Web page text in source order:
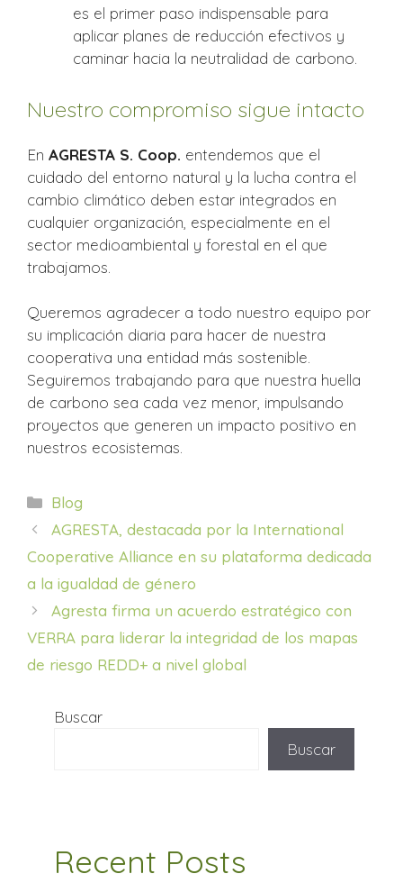
es el primer paso indispensable para
aplicar planes de reducción efectivos y
caminar hacia la neutralidad de carbono.
Nuestro compromiso sigue intacto
En AGRESTA S. Coop. entendemos que el
cuidado del entorno natural y la lucha contra el
cambio climático deben estar integrados en
cualquier organización, especialmente en el
sector medioambiental y forestal en el que
trabajamos.
Queremos agradecer a todo nuestro equipo por
su implicación diaria para hacer de nuestra
cooperativa una entidad más sostenible.
Seguiremos trabajando para que nuestra huella
de carbono sea cada vez menor, impulsando
proyectos que generen un impacto positivo en
nuestros ecosistemas.
Categorías
Blog
AGRESTA, destacada por la International
Cooperative Alliance en su plataforma dedicada
a la igualdad de género
Agresta firma un acuerdo estratégico con
VERRA para liderar la integridad de los mapas
de riesgo REDD+ a nivel global
Buscar
Buscar
Recent Posts